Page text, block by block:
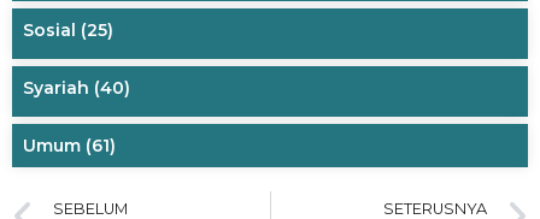
Sosial (25)
Syariah (40)
Umum (61)
SEBELUM SETERUSNYA